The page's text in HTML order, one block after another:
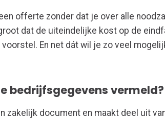
offerte zonder dat je over alle
dat de uiteindelijke kost op de
En net dát wil je zo veel
bedrijfsgegevens vermeld?
zakelijk document en maakt deel uit